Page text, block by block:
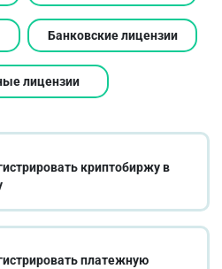
Банковские лицензии
лицензии
криптобиржу в
платежную